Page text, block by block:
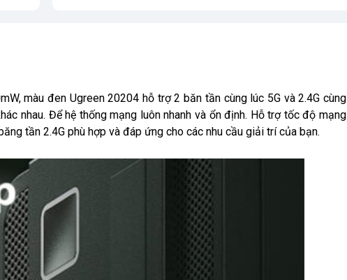
màu đen Ugreen 20204 hỗ trợ 2 băn tần cùng lúc 5G và 2.4G cùng
nhau. Để hệ thống mạng luôn nhanh và ổn định. Hỗ trợ tốc độ mạng
tần 2.4G phù hợp và đáp ứng cho các nhu cầu giải trí của bạn.